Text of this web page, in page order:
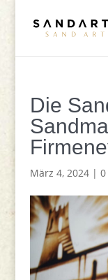
Die
März 4, 2024|